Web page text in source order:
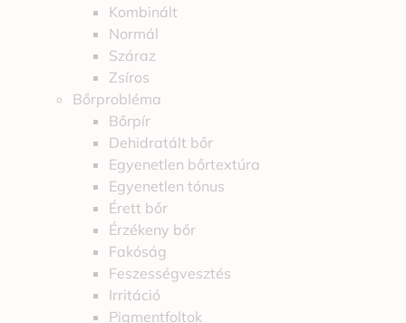
Kombinált
Normál
Száraz
Zsíros
Bőrprobléma
Bőrpír
Dehidratált bőr
Egyenetlen bőrtextúra
Egyenetlen tónus
Érett bőr
Érzékeny bőr
Fakóság
Feszességvesztés
Irritáció
Pigmentfoltok